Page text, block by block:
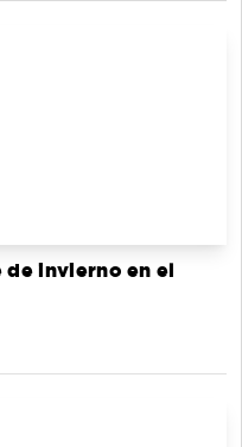
de invierno en el